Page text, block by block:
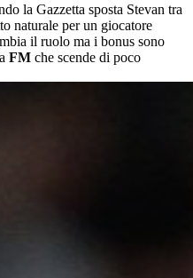
la Gazzetta sposta Stevan tra
naturale per un giocatore
il ruolo ma i bonus sono
FM che scende di poco